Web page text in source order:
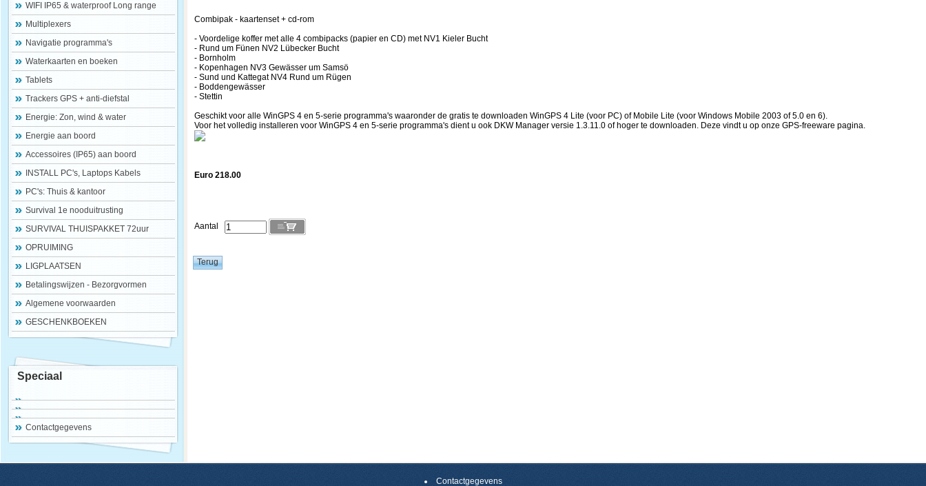
WIFI IP65 & waterproof Long range
Multiplexers
Navigatie programma's
Waterkaarten en boeken
Tablets
Trackers GPS + anti-diefstal
Energie: Zon, wind & water
Energie aan boord
Accessoires (IP65) aan boord
INSTALL PC's, Laptops Kabels
PC's: Thuis & kantoor
Survival 1e nooduitrusting
SURVIVAL THUISPAKKET 72uur
OPRUIMING
LIGPLAATSEN
Betalingswijzen - Bezorgvormen
Algemene voorwaarden
GESCHENKBOEKEN
Speciaal
Contactgegevens
Combipak - kaartenset + cd-rom
- Voordelige koffer met alle 4 combipacks (papier en CD) met NV1 Kieler Bucht
- Rund um Fünen NV2 Lübecker Bucht
- Bornholm
- Kopenhagen NV3 Gewässer um Samsö
- Sund und Kattegat NV4 Rund um Rügen
- Boddengewässer
- Stettin
Geschikt voor alle WinGPS 4 en 5-serie programma's waaronder de gratis te downloaden WinGPS 4 Lite (voor PC) of Mobile Lite (voor Windows Mobile 2003 of 5.0 en 6).
Voor het volledig installeren voor WinGPS 4 en 5-serie programma's dient u ook DKW Manager versie 1.3.11.0 of hoger te downloaden. Deze vindt u op onze GPS-freeware pagina.
Euro 218.00
Aantal
Contactgegevens